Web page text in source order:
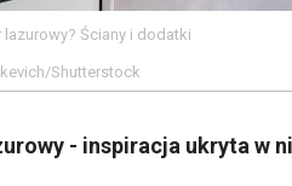
Ściany i dodatki
Shutterstock
- inspiracja ukryta w